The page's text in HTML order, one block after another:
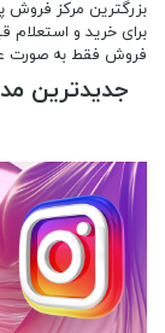
بزرگترین مرکز فروش
برای خرید و استعلام قیمت با شماره
فروش فقط به صورت
جدیدترین